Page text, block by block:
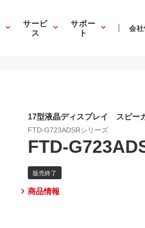
サービ
ス
サポー
ト 会
17型液晶ディスプレイ スピー
FTD-G723ADSRシリーズ
FTD-
商品情報